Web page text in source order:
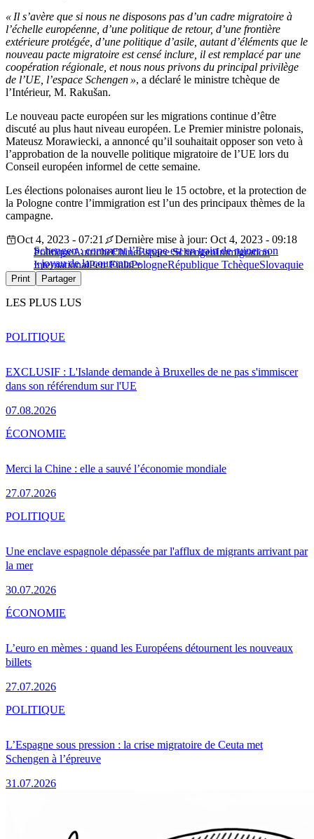
« Il s’avère que si nous ne disposons pas d’un cadre migratoire à
l’échelle européenne, d’une politique de retour, d’une frontière
extérieure protégée, d’une politique d’asile, autant d’éléments que le
nouveau pacte migratoire est censé inclure, il est remplacé par une
coopération régionale, et nous nous privons du principal privilège
de l’UE, l’espace Schengen », a déclaré le ministre tchèque de
l’Intérieur, M. Rakušan.
Le nouveau pacte européen sur les migrations continue d’être
discuté au plus haut niveau européen. Le Premier ministre polonais,
Mateusz Morawiecki, a annoncé qu’il souhaitait opposer son veto à
l’approbation de la nouvelle politique migratoire de l’UE lors du
Conseil européen informel de cette semaine.
Les élections polonaises auront lieu le 15 octobre, et la protection de
la Pologne contre l’immigration est l’un des principaux thèmes de la
campagne.
Schengen : comment l’Europe est en train de ruiner son
« joyau de la couronne »
Oct 4, 2023 - 07:21
Dernière mise à jour: Oct 4, 2023 - 09:18
PolitiqueAutricheChineEspace SchengenImmigration
InternationalPetr FialaPologneRépublique TchèqueSlovaquie
Print Partager
LES PLUS LUS
EXCLUSIF : L'Islande demande à Bruxelles de ne pas s'immiscer
dans son référendum sur l'UE
07.08.2026
POLITIQUE
Merci la Chine : elle a sauvé l’économie mondiale
27.07.2026
ÉCONOMIE
Une enclave espagnole dépassée par l'afflux de migrants arrivant par
la mer
30.07.2026
POLITIQUE
L’euro en mèmes : quand les Européens détournent les nouveaux
billets
27.07.2026
ÉCONOMIE
L’Espagne sous pression : la crise migratoire de Ceuta met
Schengen à l’épreuve
31.07.2026
POLITIQUE